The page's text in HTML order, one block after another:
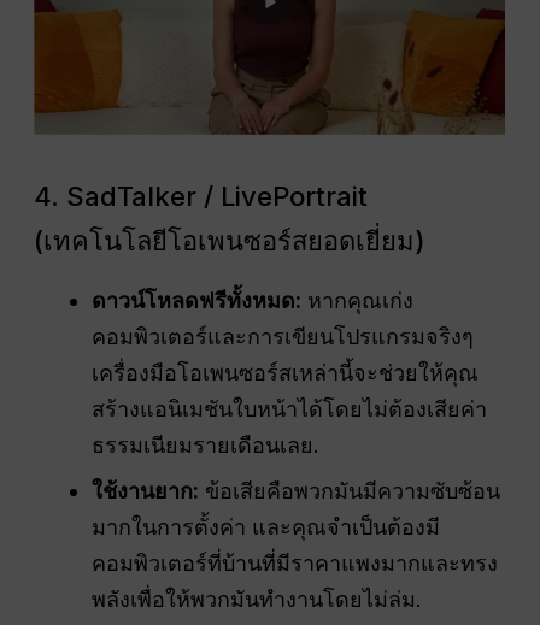
4. SadTalker / LivePortrait
(เทคโนโลยีโอเพนซอร์สยอดเยี่ยม)
ดาวน์โหลดฟรีทั้งหมด: หากคุณเก่ง
คอมพิวเตอร์และการเขียนโปรแกรมจริงๆ
เครื่องมือโอเพนซอร์สเหล่านี้จะช่วยให้คุณ
สร้างแอนิเมชันใบหน้าได้โดยไม่ต้องเสียค่า
ธรรมเนียมรายเดือนเลย.
ใช้งานยาก: ข้อเสียคือพวกมันมีความซับซ้อน
มากในการตั้งค่า และคุณจำเป็นต้องมี
คอมพิวเตอร์ที่บ้านที่มีราคาแพงมากและทรง
พลังเพื่อให้พวกมันทำงานโดยไม่ล่ม.